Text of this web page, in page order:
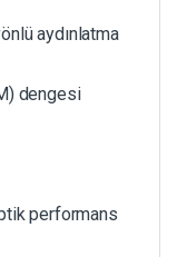
aydınlatma
dengesi
performans